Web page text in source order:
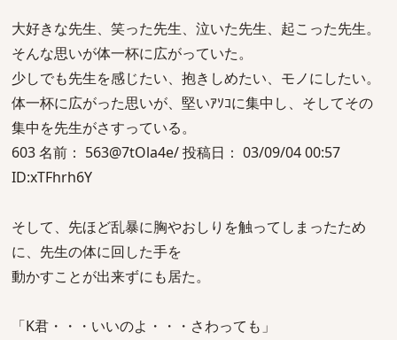
大好きな先生、笑った先生、泣いた先生、起こった先生。
そんな思いが体一杯に広がっていた。
少しでも先生を感じたい、抱きしめたい、モノにしたい。
体一杯に広がった思いが、堅いｱｿｺに集中し、そしてその
集中を先生がさすっている。
603 名前： 563@7tOla4e/ 投稿日： 03/09/04 00:57
ID:xTFhrh6Y
そして、先ほど乱暴に胸やおしりを触ってしまったため
に、先生の体に回した手を
動かすことが出来ずにも居た。
「K君・・・いいのよ・・・さわっても」